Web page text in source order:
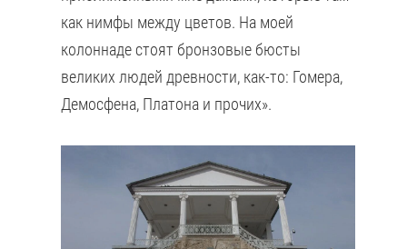
как нимфы между цветов. На моей
колоннаде стоят бронзовые бюсты
великих людей древности, как-то: Гомера,
Демосфена, Платона и прочих».